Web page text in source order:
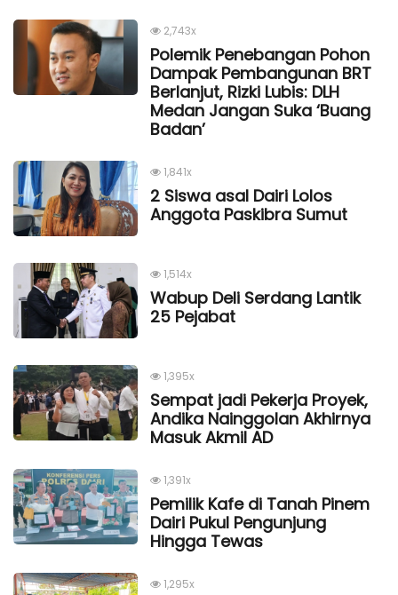
2,743x
Polemik Penebangan Pohon
Dampak Pembangunan BRT
Berlanjut, Rizki Lubis: DLH
Medan Jangan Suka ‘Buang
Badan’
1,841x
2 Siswa asal Dairi Lolos
Anggota Paskibra Sumut
1,514x
Wabup Deli Serdang Lantik
25 Pejabat
1,395x
Sempat jadi Pekerja Proyek,
Andika Nainggolan Akhirnya
Masuk Akmil AD
1,391x
Pemilik Kafe di Tanah Pinem
Dairi Pukul Pengunjung
Hingga Tewas
1,295x